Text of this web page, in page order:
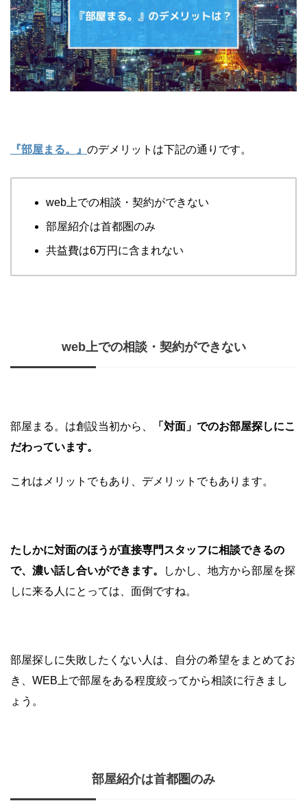
『部屋まる。』 のデメリットは下記の通りです。
web上での相談・契約ができない
部屋紹介は首都圏のみ
共益費は6万円に含まれない
web上での相談・契約ができない
部屋まる。は創設当初から、
「対面」でのお部屋探しにこ
だわっています。
これはメリットでもあり、デメリットでもあります。
たしかに対面のほうが直接専門スタッフに相談できるの
で、濃い話し合いができます。
しかし、地方から部屋を探
しに来る人にとっては、面倒ですね。
部屋探しに失敗したくない人は、自分の希望をまとめてお
き、WEB上で部屋をある程度絞ってから相談に行きまし
ょう。
部屋紹介は首都圏のみ